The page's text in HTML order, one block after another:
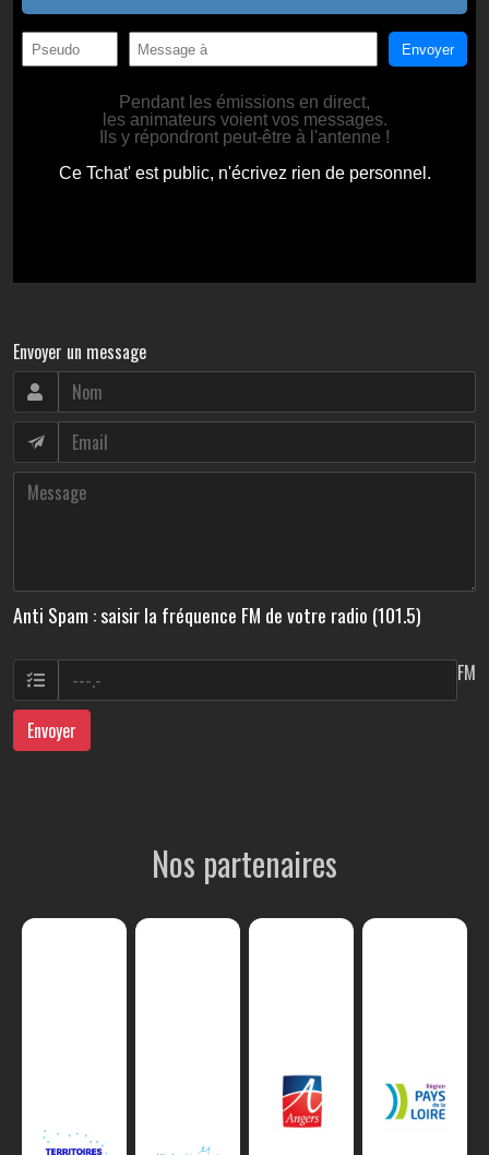
Envoyer un message
Anti Spam : saisir la fréquence FM de votre radio (101.5)
FM
Envoyer
Nos partenaires